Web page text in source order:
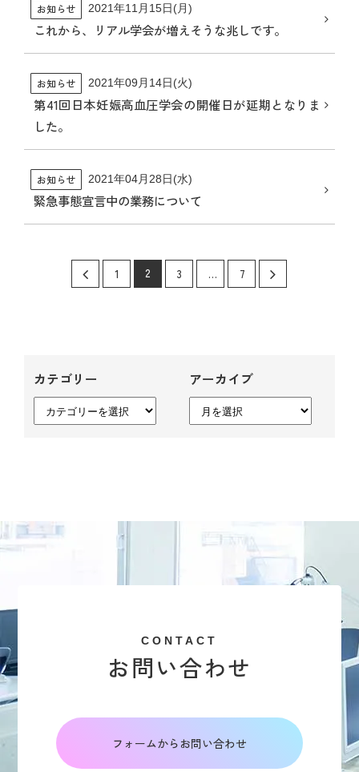
これから、リアル学会が増えそうな兆しです。
お知らせ 2021年11月15日(月)
第41回日本妊娠高血圧学会の開催日が延期となりま
した。
お知らせ 2021年09月14日(火)
緊急事態宣言中の業務について
お知らせ 2021年04月28日(水)
1 2 3 … 7
カテゴリー
テ
アーカイブ
ー
CONTACT
お問い合わせ
フォームからお問い合わせ